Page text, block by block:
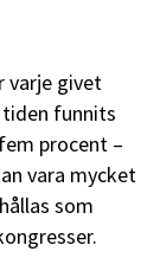
varje givet
funnits
procent –
vara mycket
som